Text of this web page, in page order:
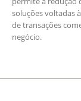
soluções voltadas
de transações
negócio.